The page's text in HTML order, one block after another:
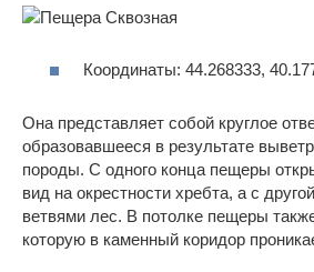
Координаты: 44.268333,
Она представляет собой круглое
образовавшееся в результате
породы. С одного конца пещеры
вид на окрестности хребта, а с
ветвями лес. В потолке пещеры
которую в каменный коридор